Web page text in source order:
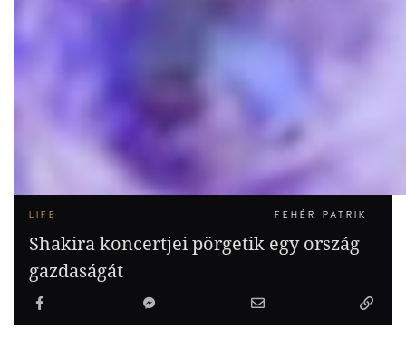
LIFE FEHÉR PATRIK
Shakira koncertjei pörgetik egy ország
gazdaságát